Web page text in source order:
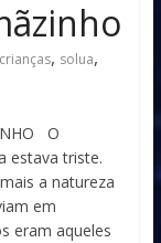
crianças, solua,
O
estava triste.
a natureza
em
eram aqueles